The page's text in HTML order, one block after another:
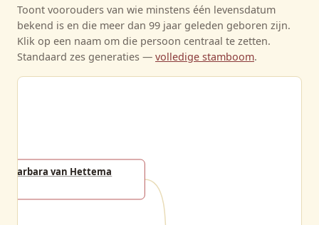
Toont voorouders van wie minstens één levensdatum
bekend is en die meer dan 99 jaar geleden geboren zijn.
Klik op een naam om die persoon centraal te zetten.
Standaard zes generaties — volledige stamboom.
Barbara van Hettema